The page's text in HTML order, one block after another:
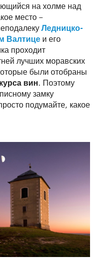
на холме над
место –
Ледницко-
Валтице и его
проходит
лучших моравских
были отобраны
вин . Поэтому
замку
подумайте, какое